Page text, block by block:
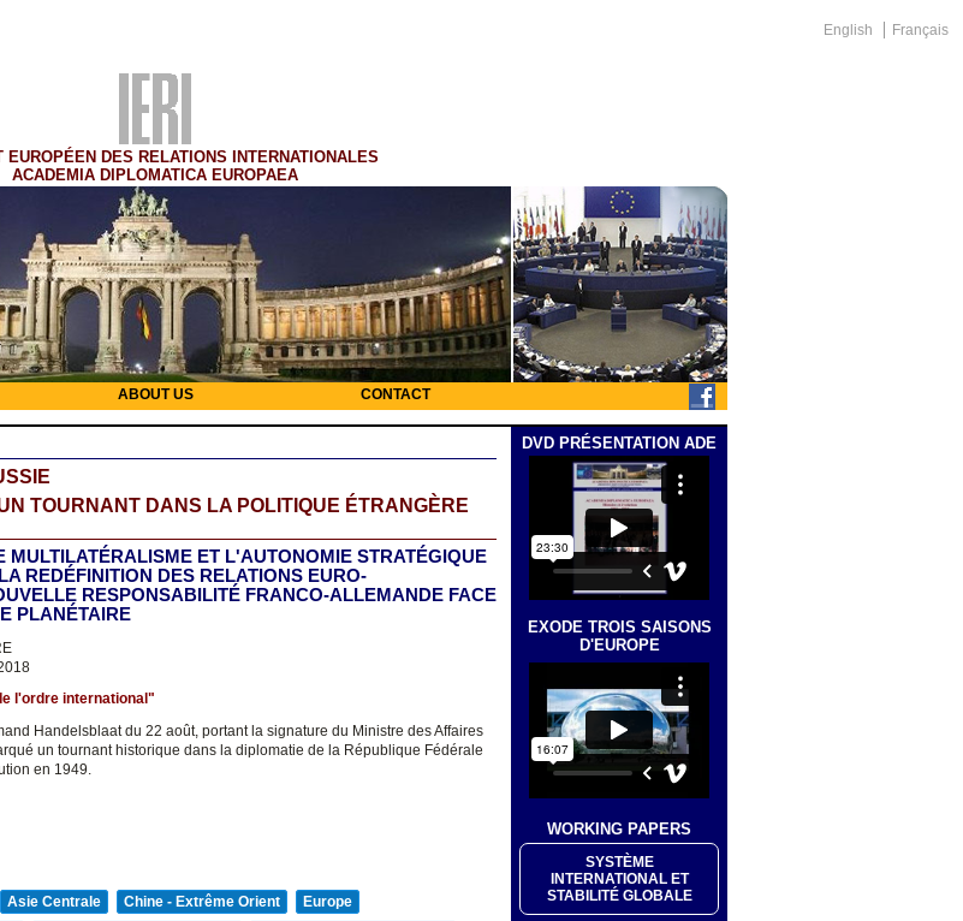
English Français
EUROPÉEN DES RELATIONS INTERNATIONALES
ACADEMIA DIPLOMATICA EUROPAEA
ABOUT US CONTACT
TOURNANT DANS LA POLITIQUE ÉTRANGÈRE
MULTILATÉRALISME ET L'AUTONOMIE STRATÉGIQUE
REDÉFINITION DES RELATIONS EURO-
RESPONSABILITÉ FRANCO-ALLEMANDE FACE
PLANÉTAIRE
l'ordre international"
Handelsblaat du 22 août, portant la signature du Ministre des Affaires
un tournant historique dans la diplomatie de la République Fédérale
en 1949.
Asie Centrale Chine - Extrême Orient
Europe
DVD PRÉSENTATION ADE
EXODE TROIS SAISONS
D'EUROPE
WORKING PAPERS
SYSTÈME
INTERNATIONAL ET
STABILITÉ GLOBALE